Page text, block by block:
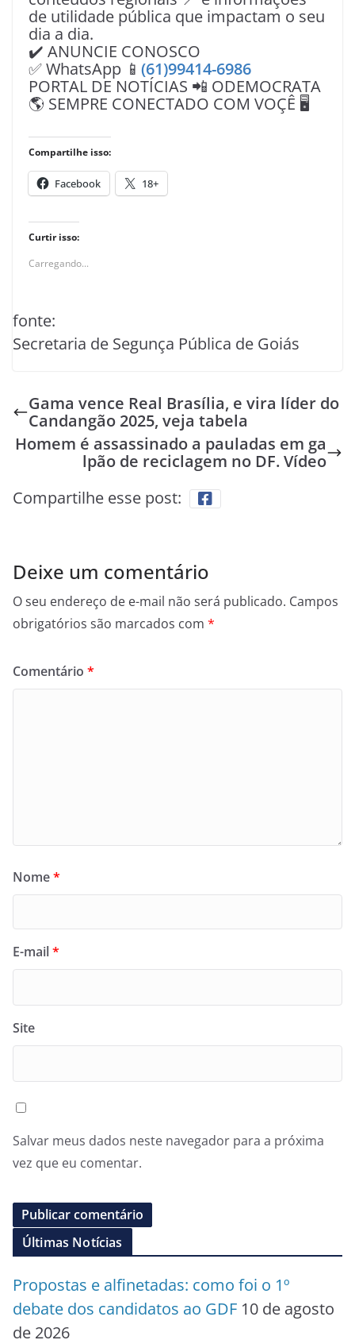
de utilidade pública que impactam o seu
dia a dia.
✔️ ANUNCIE CONOSCO
✅ WhatsApp 📱 (61)99414-6986
PORTAL DE NOTÍCIAS 📲 ODEMOCRATA
🌎 SEMPRE CONECTADO COM VOÇÊ 🖥️
Compartilhe isso:
Facebook 18+
Curtir isso:
Carregando...
fonte:
Secretaria de Segunça Pública de Goiás
Gama vence Real Brasília, e vira líder do
Candangão 2025, veja tabela
Homem é assassinado a pauladas em ga
lpão de reciclagem no DF. Vídeo
Compartilhe esse post:
Deixe um comentário
O seu endereço de e-mail não será publicado. Campos
obrigatórios são marcados com *
Comentário *
Nome*
E-mail*
Site
Salvar meus dados neste navegador para a próxima
vez que eu comentar.
Últimas Notícias
Propostas e alfinetadas: como foi o 1º
debate dos candidatos ao GDF 10 de agosto
de 2026